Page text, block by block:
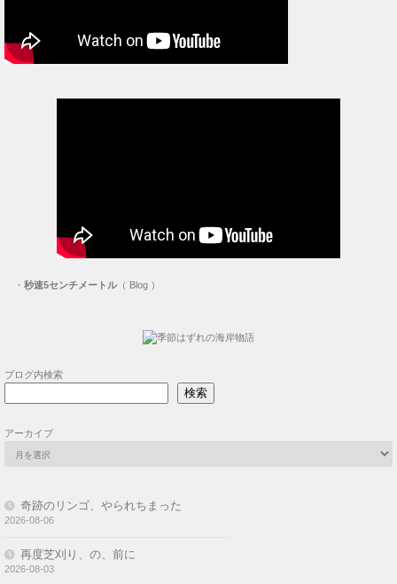
・ 秒速5センチメートル（ Blog ）
ブログ内検索
検索
アーカイブ
奇跡のリンゴ、やられちまった
2026-08-06
再度芝刈り、の、前に
2026-08-03